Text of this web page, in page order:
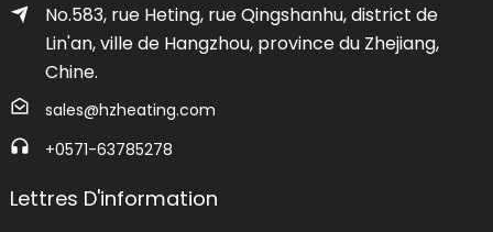
No.583, rue Heting, rue Qingshanhu, district de
Lin'an, ville de Hangzhou, province du Zhejiang,
Chine.
sales@hzheating.com
+0571-63785278
Lettres D'information